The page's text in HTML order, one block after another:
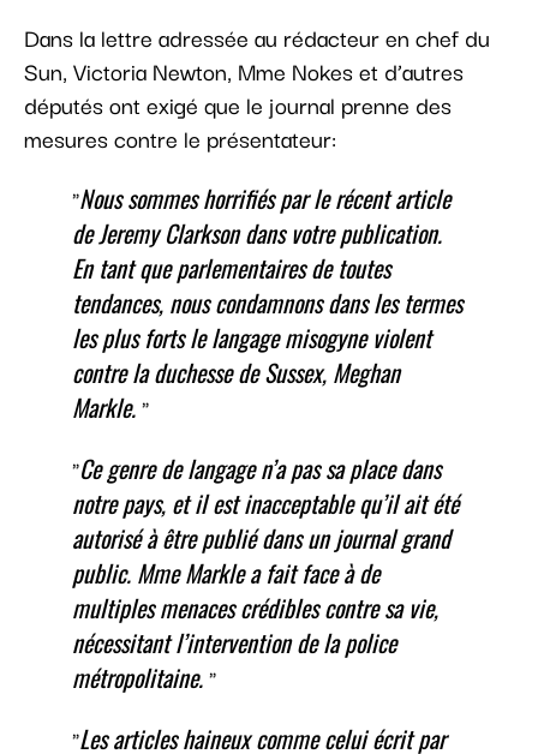
Dans la lettre adressée au rédacteur en chef du
Sun, Victoria Newton, Mme Nokes et d’autres
députés ont exigé que le journal prenne des
mesures contre le présentateur:
Nous sommes horrifiés par le récent article
de Jeremy Clarkson dans votre publication.
En tant que parlementaires de toutes
tendances, nous condamnons dans les termes
les plus forts le langage misogyne violent
contre la duchesse de Sussex, Meghan
Markle.
Ce genre de langage n’a pas sa place dans
notre pays, et il est inacceptable qu’il ait été
autorisé à être publié dans un journal grand
public. Mme Markle a fait face à de
multiples menaces crédibles contre sa vie,
nécessitant l’intervention de la police
métropolitaine.
Les articles haineux comme celui écrit par